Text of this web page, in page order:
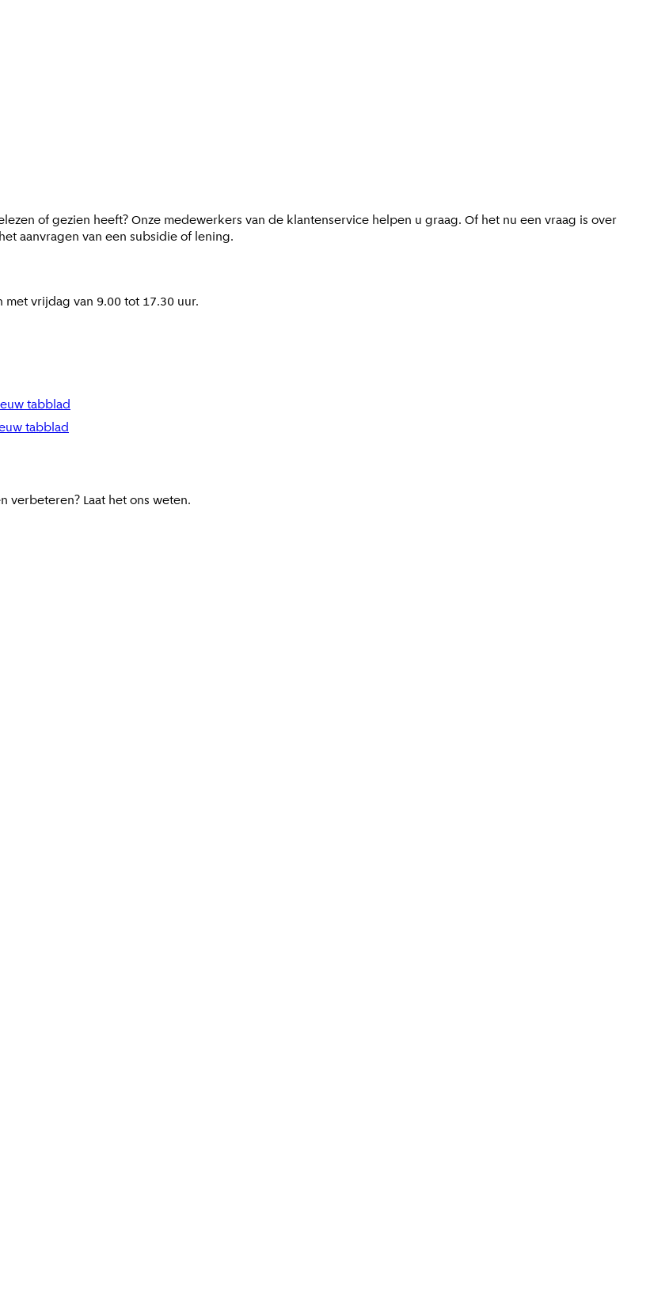
of gezien heeft? Onze medewerkers van de klantenservice helpen u graag. Of het nu een vraag is over
aanvragen van een subsidie of lening.
vrijdag van 9.00 tot 17.30 uur.
tabblad
tabblad
verbeteren? Laat het ons weten.